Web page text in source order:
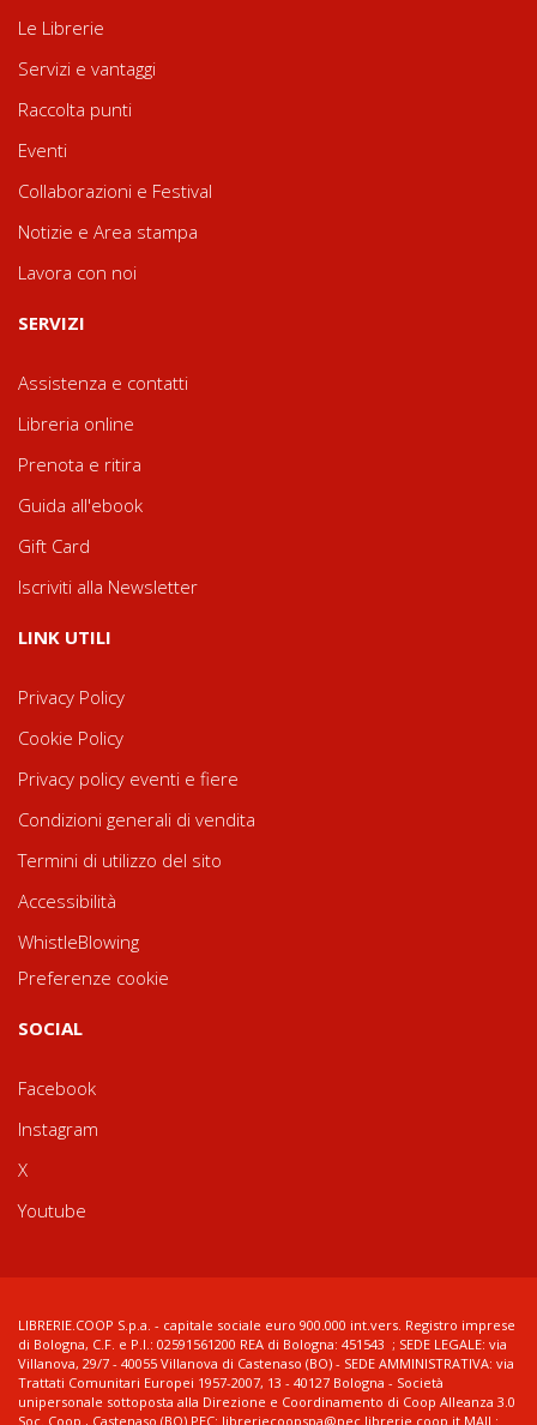
Le Librerie
Servizi e vantaggi
Raccolta punti
Eventi
Collaborazioni e Festival
Notizie e Area stampa
Lavora con noi
SERVIZI
Assistenza e contatti
Libreria online
Prenota e ritira
Guida all'ebook
Gift Card
Iscriviti alla Newsletter
LINK UTILI
Privacy Policy
Cookie Policy
Privacy policy eventi e fiere
Condizioni generali di vendita
Termini di utilizzo del sito
Accessibilità
WhistleBlowing
Preferenze cookie
SOCIAL
Facebook
Instagram
X
Youtube
LIBRERIE.COOP S.p.a. - capitale sociale euro 900.000 int.vers. Registro imprese
di Bologna, C.F. e P.I.: 02591561200 REA di Bologna: 451543 ; SEDE LEGALE: via
Villanova, 29/7 - 40055 Villanova di Castenaso (BO) - SEDE AMMINISTRATIVA: via
Trattati Comunitari Europei 1957-2007, 13 - 40127 Bologna - Società
unipersonale sottoposta alla Direzione e Coordinamento di Coop Alleanza 3.0
Soc. Coop., Castenaso (BO) PEC: libreriecoopspa@pec.librerie.coop.it MAIL: